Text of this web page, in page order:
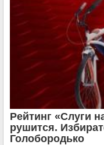
Рейтинг «Слуги
рушится.
Голобородько